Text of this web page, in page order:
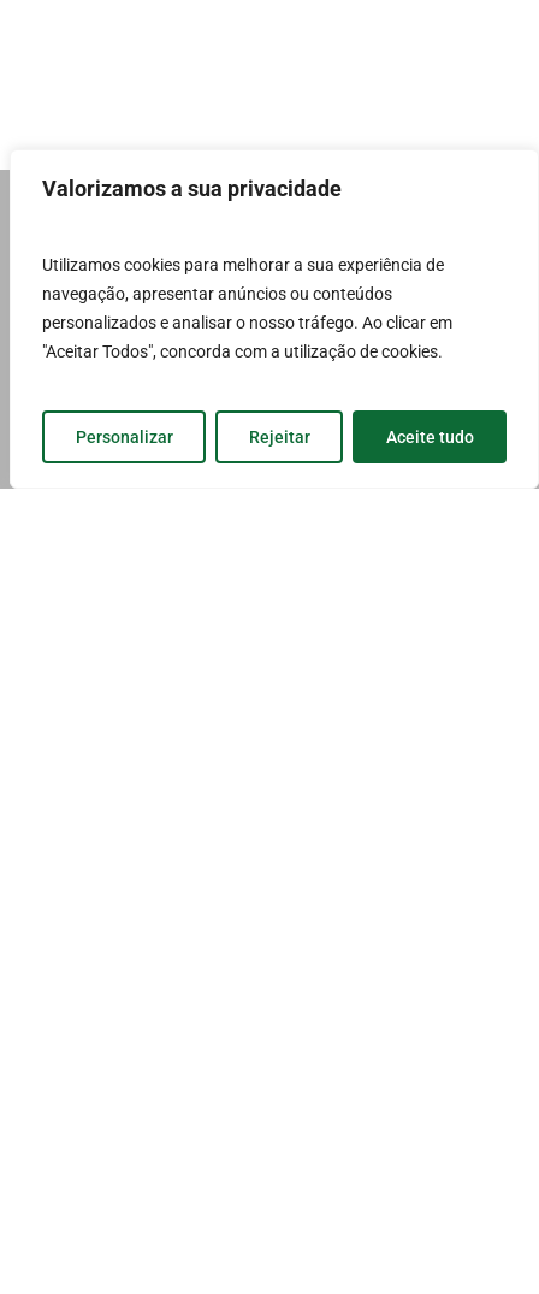
Valorizamos a sua privacidade
Utilizamos cookies para melhorar a sua experiência de
navegação, apresentar anúncios ou conteúdos
personalizados e analisar o nosso tráfego. Ao clicar em
"Aceitar Todos", concorda com a utilização de cookies.
Personalizar Rejeitar Aceite tudo
Termos e
Condições de
Utilização